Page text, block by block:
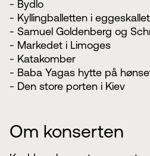
- Bydlo
- Kyllingballetten i eggeskallet
- Samuel Goldenberg og
- Markedet i Limoges
- Katakomber
- Baba Yagas hytte på
- Den store porten i Kiev
Om konserten